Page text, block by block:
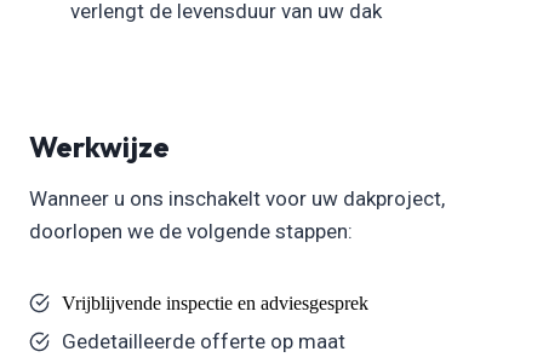
verlengt de levensduur van uw dak
Werkwijze
Wanneer u ons inschakelt voor uw dakproject,
doorlopen we de volgende stappen:
Vrijblijvende inspectie en adviesgesprek
Gedetailleerde offerte op maat